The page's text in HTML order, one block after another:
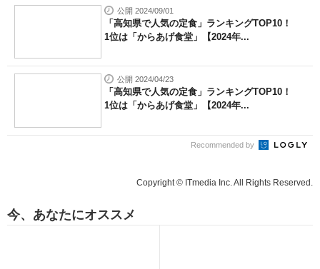
公開 2024/09/01
「高知県で人気の定食」ランキングTOP10！
1位は「からあげ食堂」【2024年...
公開 2024/04/23
「高知県で人気の定食」ランキングTOP10！
1位は「からあげ食堂」【2024年...
Recommended by
Copyright © ITmedia Inc. All Rights Reserved.
今、あなたにオススメ